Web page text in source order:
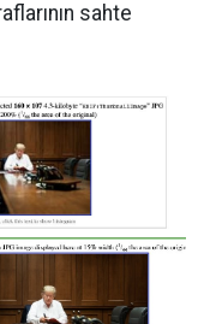
sahte